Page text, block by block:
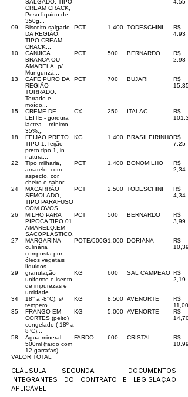
SALGADO, TIPO
CREAM CRACK,
Peso líquido de
350g...
4,55
09
Biscoito salgado
DA REGIÃO,
TIPO CREAM
CRACK...
PCT 1.400 TODESCHINI
R$
4,93
10
CANJICA
BRANCA OU
AMARELA, p/
Mungunzá...
PCT 500 BERNARDO
R$
2,98
13
CAFÉ PURO DA
REGIÃO
TORRADO.
Torrado e
moído...
PCT 700 BUJARI
R$
15,35
15
CREME DE
LEITE - gordura
láctea – mínimo
35%...
CX 250 ITALAC
R$
18
FEIJÃO PRETO
TIPO 1: feijão
preto tipo 1, in
natura...
KG 1.400 BRASILEIRINHOR$
7,25
22
Tipo milharia,
amarelo, com
aspecto, cor,
cheiro e sabor...
PCT 1.400 BONOMILHO
R$
2,34
24
MACARRÃO
SEMOLADO,
TIPO PARAFUSO
COM OVOS...
PCT 2.500 TODESCHINI
R$
4,34
26
MILHO PARA
PIPOCA TIPO 01,
AMARELO,EM
SACOPLÁSTICO.
PCT 500 BERNARDO
R$
3,99
27
MARGARINA
culinária
composta por
óleos vegetais
líquidos...
POTE/500G1.000 DORIANA
R$
10,39
29
granulação
uniforme e isento
de impurezas e
umidade.
KG 600 SAL CAMPEAO R$
2,19
34
18° a -8°C), s/
tempero...
KG 8.500 AVENORTE
R$
11,00
35
FRANGO EM
CORTES (peito)
congelado (-18º a
8ºC)...
KG 5.000 AVENORTE
R$
14,70
58
Agua mineral
500ml (fardo com
12 garrafas)...
FARDO 600 CRISTAL
R$
10,99
VALOR TOTAL
CLÁUSULA SEGUNDA - DOCUMENTOS
INTEGRANTES DO CONTRATO E LEGISLAÇÃO
APLICÁVEL